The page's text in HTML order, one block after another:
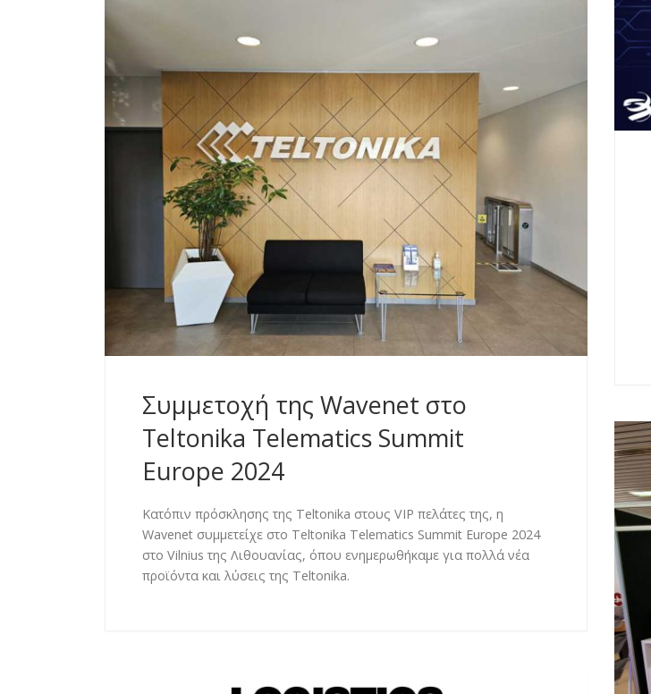
Συμμετοχή της Wavenet στο
Teltonika Telematics Summit
Europe 2024
Κατόπιν πρόσκλησης της Teltonika στους VIP πελάτες της, η
Wavenet συμμετείχε στο Teltonika Telematics Summit Europe 2024
στο Vilnius της Λιθουανίας, όπου ενημερωθήκαμε για πολλά νέα
προϊόντα και λύσεις της Teltonika.